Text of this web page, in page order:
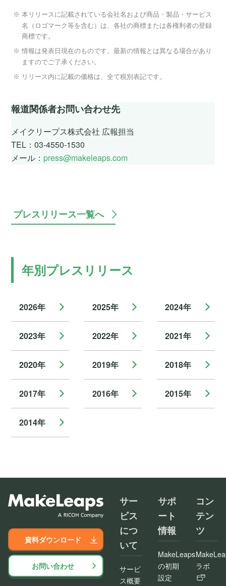
本リリースに記載されている会社名および商品・製品・サービス
名（ロゴマーク等を含む）は、各社の商標または各権利者の登録
商標です。
情報は発表日現在のものです。最新の情報とは異なる場合があり
ますのでご了承ください。
リリース内に記載の価格は、全て税別表記です。
報道関係者お問い合わせ先
メイクリープス株式会社 広報担当
TEL：03-4550-1530
メール： press@makeleaps.com
プレスリリース一覧へ
年別プレスリリース
2026年 2025年 2024年
2023年 2022年 2021年
2020年 2019年 2018年
2017年 2016年 2015年
2014年
資料ダウンロード
お問い合わせ
サー
ビス
につ
いて
サービ
ス概要
サポ
ート
情報
MakeLeaps
の初期
設定
コン
テン
ツ
ラボ